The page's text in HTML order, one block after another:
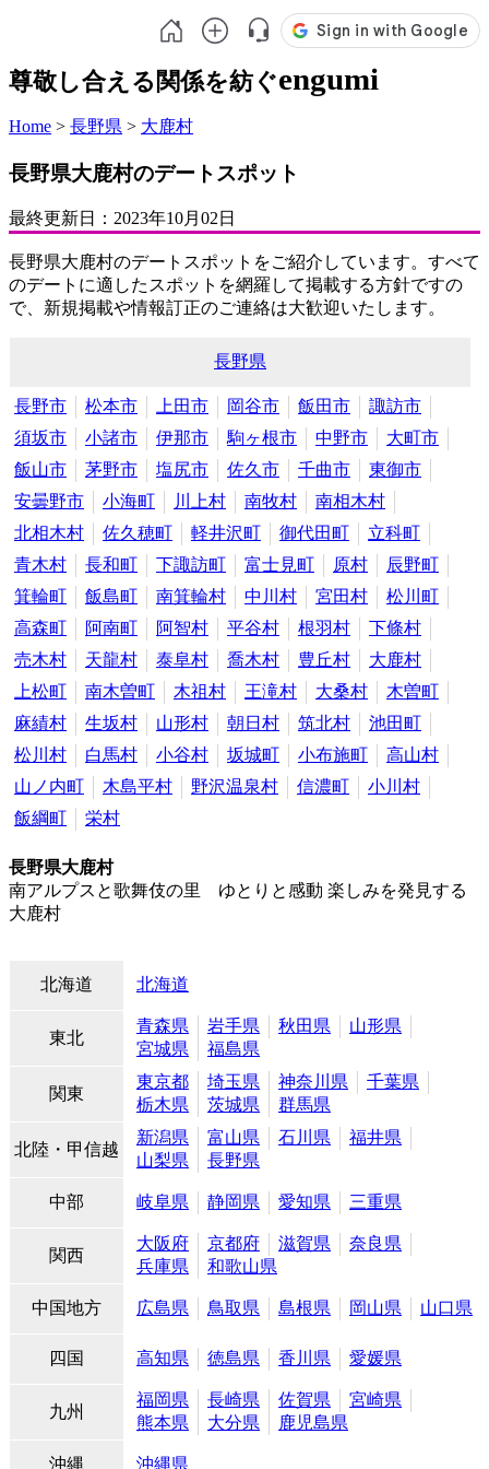
尊敬し合える関係を紡ぐengumi
Home > 長野県 > 大鹿村
長野県大鹿村のデートスポット
最終更新日： 2023年10月02日
長野県大鹿村のデートスポットをご紹介しています。すべて
のデートに適したスポットを網羅して掲載する方針ですの
で、新規掲載や情報訂正のご連絡は大歓迎いたします。
長野県
長野市 松本市 上田市 岡谷市 飯田市
諏訪市
須坂市
小諸市 伊那市 駒ヶ根市 中野市
大町市
飯山市
茅野市 塩尻市 佐久市 千曲市
東御市
安曇野市
小海町 川上村 南牧村
南相木村
北相木村
佐久穂町 軽井沢町 御代田町
立科町
青木村
長和町 下諏訪町 富士見町 原村
辰野町
箕輪町
飯島町 南箕輪村 中川村 宮田村
松川町
高森町
阿南町 阿智村 平谷村 根羽村
下條村
売木村
天龍村 泰阜村 喬木村 豊丘村
大鹿村
上松町
南木曽町 木祖村 王滝村 大桑村
木曽町
麻績村
生坂村 山形村 朝日村 筑北村
池田町
松川村
白馬村 小谷村 坂城町 小布施町
高山村
山ノ内町
木島平村 野沢温泉村 信濃町
小川村
飯綱町
栄村
長野県大鹿村
南アルプスと歌舞伎の里 ゆとりと感動 楽しみを発見する
大鹿村
北海道 北海道
東北
青森県 岩手県 秋田県
山形県
宮城県
福島県
関東
東京都 埼玉県 神奈川県
千葉県
栃木県
茨城県 群馬県
北陸・甲信越
新潟県 富山県 石川県
福井県
山梨県
長野県
中部 岐阜県 静岡県 愛知県 三重県
関西
大阪府 京都府 滋賀県
奈良県
兵庫県
和歌山県
中国地方 広島県 鳥取県 島根県 岡山県 山口県
四国 高知県 徳島県 香川県 愛媛県
九州
福岡県 長崎県 佐賀県
宮崎県
熊本県
大分県 鹿児島県
沖縄 沖縄県